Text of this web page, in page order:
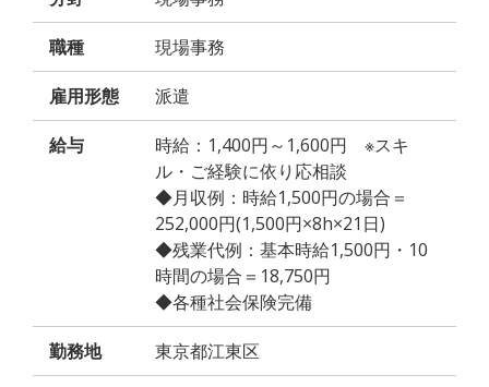
職種 現場事務
雇用形態 派遣
給与
時給：1,400円～1,600円 ※スキ
ル・ご経験に依り応相談
◆月収例：時給1,500円の場合＝
252,000円(1,500円×8h×21日)
◆残業代例：基本時給1,500円・10
時間の場合＝18,750円
◆各種社会保険完備
勤務地 東京都江東区